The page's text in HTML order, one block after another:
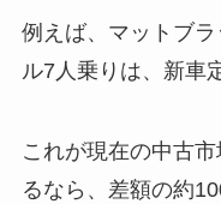
例えば、マットブ
ル7人乗りは、新車
これが現在の中古
るなら、差額の約